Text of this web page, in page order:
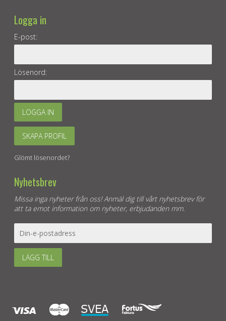
Logga in
E-post:
Lösenord:
LOGGA IN
SKAPA PROFIL
Glömt lösenordet?
Nyhetsbrev
Missa inga nyheter från oss! Anmäl dig till vårt nyhetsbrev för
att ta emot information om nyheter, erbjudanden mm.
LÄGG TILL